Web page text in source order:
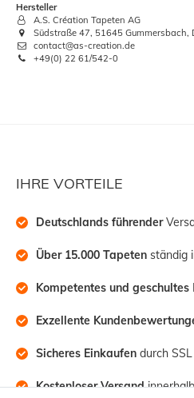
Hersteller
A.S. Création Tapeten AG
Südstraße 47, 51645 Gummersbach,
contact@as-creation.de
+49(0) 22 61/542-0
IHRE VORTEILE
Deutschlands führender
Über 15.000 Tapeten ständig
Kompetentes und geschultes
Exzellente
Sicheres Einkaufen durch SSL
Kostenloser Versand